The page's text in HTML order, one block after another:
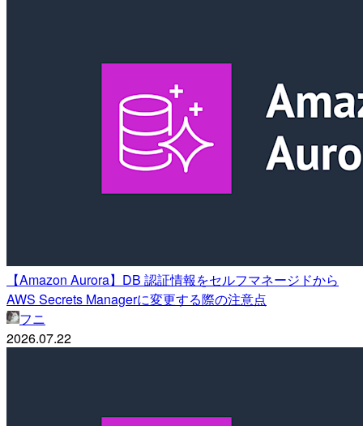
【Amazon Aurora】DB 認証情報をセルフマネージドから
AWS Secrets Managerに変更する際の注意点
フニ
2026.07.22